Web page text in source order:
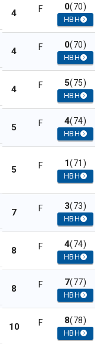
4 F 0(70)
HBH
4 F 0(70)
HBH
4 F 5(75)
HBH
5 F 4(74)
HBH
5 F 1(71)
HBH
7 F 3(73)
HBH
8 F 4(74)
HBH
8 F 7(77)
HBH
10 F 8(78)
HBH